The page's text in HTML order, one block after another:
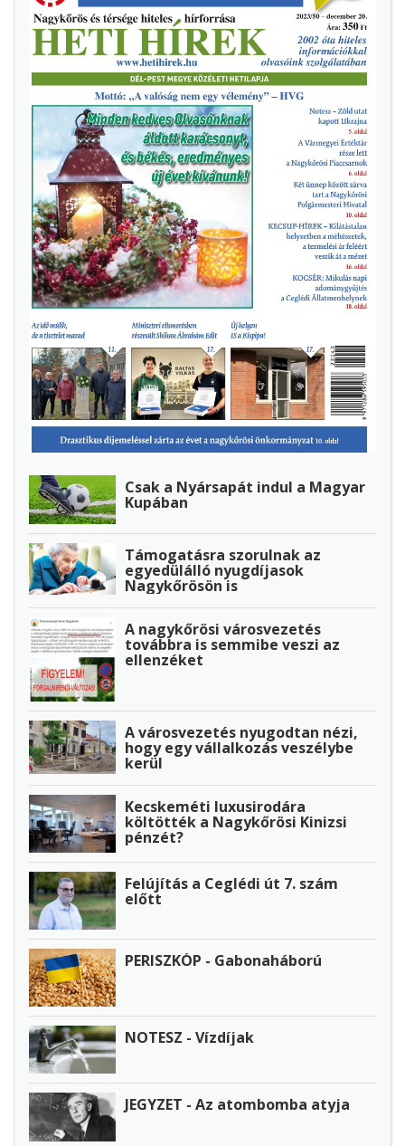
Csak a Nyársapát indul a Magyar
Kupában
Támogatásra szorulnak az
egyedülálló nyugdíjasok
Nagykőrösön is
A nagykőrösi városvezetés
továbbra is semmibe veszi az
ellenzéket
A városvezetés nyugodtan nézi,
hogy egy vállalkozás veszélybe
kerül
Kecskeméti luxusirodára
költötték a Nagykőrösi Kinizsi
pénzét?
Felújítás a Ceglédi út 7. szám
előtt
PERISZKÓP - Gabonaháború
NOTESZ - Vízdíjak
JEGYZET - Az atombomba atyja